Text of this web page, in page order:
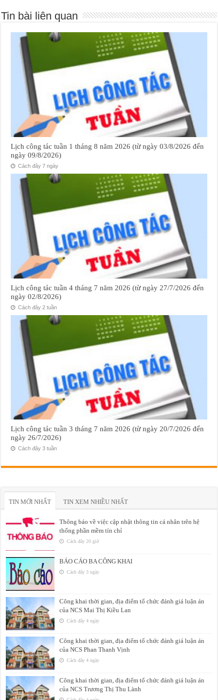
Tin bài liên quan
Lịch công tác tuần 1 tháng 8 năm 2026 (từ ngày 03/8/2026 đến
ngày 09/8/2026)
Cách đây 7 ngày
Lịch công tác tuần 4 tháng 7 năm 2026 (từ ngày 27/7/2026 đến
ngày 02/8/2026)
Cách đây 2 tuần
Lịch công tác tuần 3 tháng 7 năm 2026 (từ ngày 20/7/2026 đến
ngày 26/7/2026)
Cách đây 3 tuần
TIN MỚI NHẤT TIN XEM NHIỀU NHẤT
Thông báo về việc cập nhật thông tin cá nhân trên hệ
thống phần mềm tín chỉ
Cách đây 20 giờ
BÁO CÁO BA CÔNG KHAI
Cách đây 3 ngày
Công khai thời gian, địa điểm tổ chức đánh giá luận án
của NCS Mai Thị Kiều Lan
Cách đây 4 ngày
Công khai thời gian, địa điểm tổ chức đánh giá luận án
của NCS Phan Thanh Vịnh
Cách đây 4 ngày
Công khai thời gian, địa điểm tổ chức đánh giá luận án
của NCS Trương Thị Thu Lành